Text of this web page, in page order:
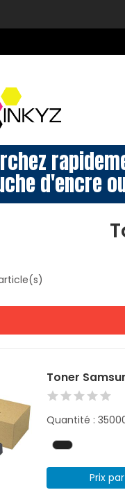
d'encre
Toner
Quantité :
Prix